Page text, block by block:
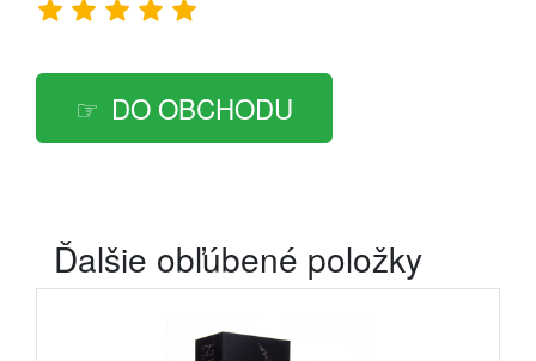
DO OBCHODU
Ďalšie obľúbené položky